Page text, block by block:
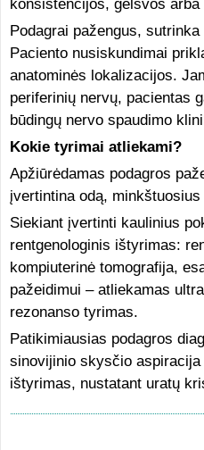
konsistencijos, gelsvos
Podagrai pažengus,
Paciento nusiskundimai
anatominės lokalizacijos.
periferinių nervų, pacientas
būdingų nervo spaudimo
Kokie tyrimai atliekami?
Apžiūrėdamas podagros
įvertintina odą,
Siekiant įvertinti kaulinius
rentgenologinis ištyrimas:
kompiuterinė tomografija,
pažeidimui – atliekamas
rezonanso tyrimas.
Patikimiausias podagros
sinovijinio skysčio
ištyrimas, nustatant uratų